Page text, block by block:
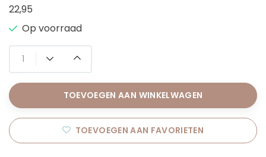
22,95
Op voorraad
TOEVOEGEN AAN WINKELWAGEN
TOEVOEGEN AAN FAVORIETEN